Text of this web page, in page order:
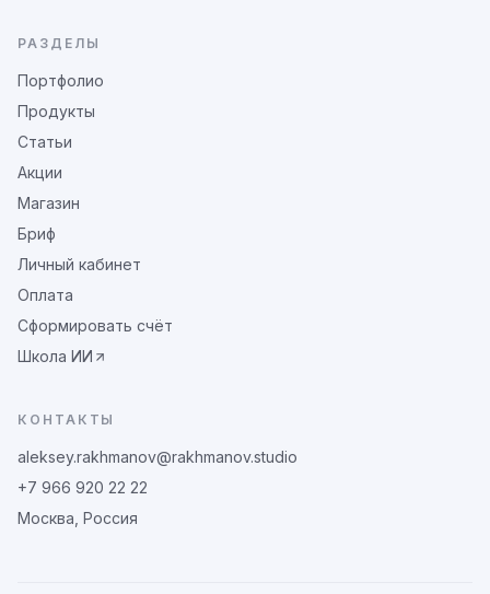
РАЗДЕЛЫ
Портфолио
Продукты
Статьи
Акции
Магазин
Бриф
Личный кабинет
Оплата
Сформировать счёт
Школа ИИ
КОНТАКТЫ
aleksey.rakhmanov@rakhmanov.studio
+7 966 920 22 22
Москва, Россия